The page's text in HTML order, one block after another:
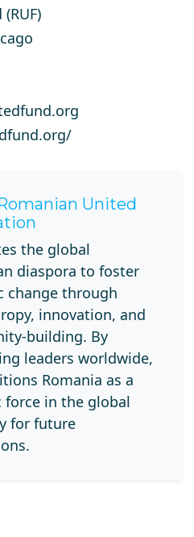
United
the global
diaspora to foster
change through
innovation, and
building. By
leaders worldwide,
Romania as a
force in the global
for future